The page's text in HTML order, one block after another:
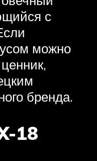
с
можно
бренда.
18